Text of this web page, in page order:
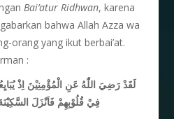
Bai’atur Ridhwan, karena
bahwa Allah Azza wa
orang yang ikut berbai’at.
:
لَقَدْ رَضِيَ اللّٰهُ عَنِ الْمُؤْمِنِيْنَ اِذْ
فِيْ قُلُوْبِهِمْ فَاَنْزَلَ